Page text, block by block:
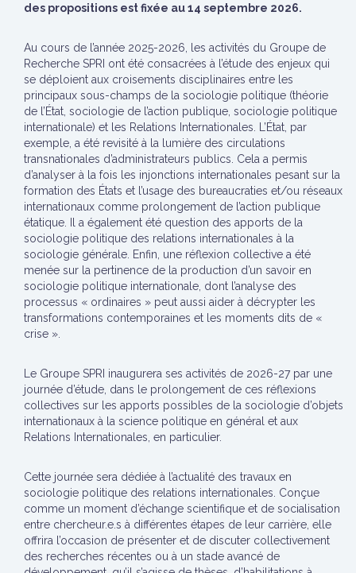
des propositions est fixée au 14 septembre 2026.
Au cours de l’année 2025-2026, les activités du Groupe de
Recherche SPRI ont été consacrées à l’étude des enjeux qui
se déploient aux croisements disciplinaires entre les
principaux sous-champs de la sociologie politique (théorie
de l’État, sociologie de l’action publique, sociologie politique
internationale) et les Relations Internationales. L’État, par
exemple, a été revisité à la lumière des circulations
transnationales d’administrateurs publics. Cela a permis
d’analyser à la fois les injonctions internationales pesant sur la
formation des États et l’usage des bureaucraties et/ou réseaux
internationaux comme prolongement de l’action publique
étatique. Il a également été question des apports de la
sociologie politique des relations internationales à la
sociologie générale. Enfin, une réflexion collective a été
menée sur la pertinence de la production d’un savoir en
sociologie politique internationale, dont l’analyse des
processus « ordinaires » peut aussi aider à décrypter les
transformations contemporaines et les moments dits de «
crise ».
Le Groupe SPRI inaugurera ses activités de 2026-27 par une
journée d’étude, dans le prolongement de ces réflexions
collectives sur les apports possibles de la sociologie d’objets
internationaux à la science politique en général et aux
Relations Internationales, en particulier.
Cette journée sera dédiée à l’actualité des travaux en
sociologie politique des relations internationales. Conçue
comme un moment d’échange scientifique et de socialisation
entre chercheur.e.s à différentes étapes de leur carrière, elle
offrira l’occasion de présenter et de discuter collectivement
des recherches récentes ou à un stade avancé de